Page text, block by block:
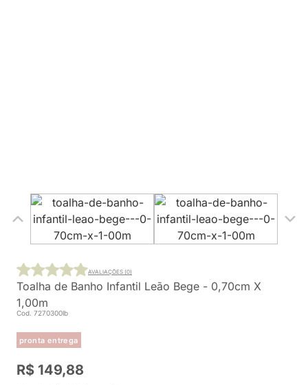
Toalha de Banho Infantil Leão Bege - 0,70cm X
1,00m
Cod. 7270300lb
pronta entrega
AVALIAÇÕES (0)
R$ 149,88